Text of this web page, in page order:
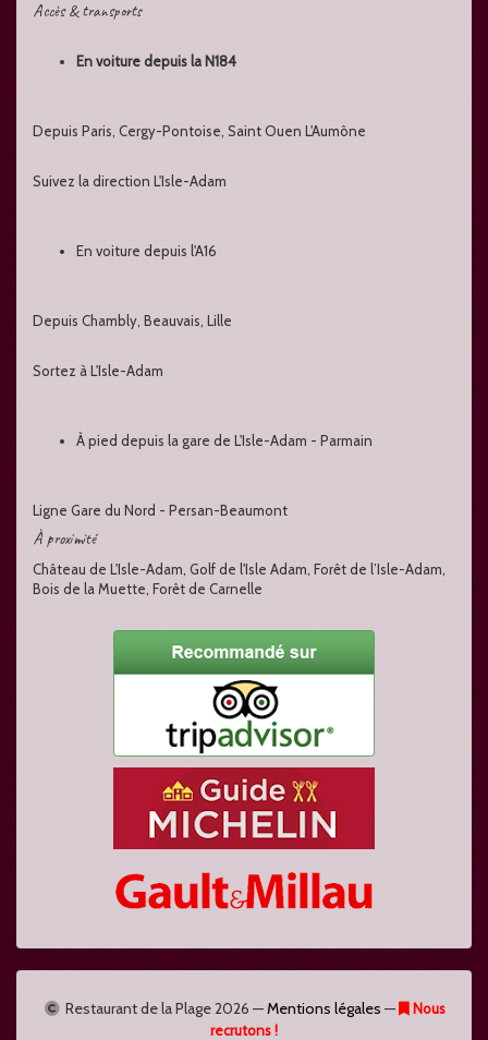
Accès & transports
En voiture depuis la N184
Depuis Paris, Cergy-Pontoise, Saint Ouen L'Aumône
Suivez la direction L'Isle-Adam
En voiture depuis l'A16
Depuis Chambly, Beauvais, Lille
Sortez à L'Isle-Adam
À pied depuis la gare de L'Isle-Adam - Parmain
Ligne Gare du Nord - Persan-Beaumont
À proximité
Château de L'Isle-Adam, Golf de l'Isle Adam, Forêt de l’Isle-Adam,
Bois de la Muette, Forêt de Carnelle
Restaurant de la Plage2026 —Mentions légales —
Nous
recrutons !